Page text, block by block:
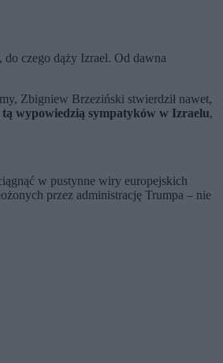
czego dąży Izrael. Od dawna
Zbigniew Brzeziński stwierdził nawet,
tą wypowiedzią sympatyków w Izraelu,
w pustynne wiry europejskich
przez administrację Trumpa – nie